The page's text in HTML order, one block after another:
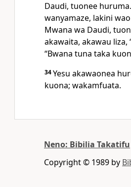
Daudi, tuonee
wanyamaze, lakini
Mwana wa Daudi,
akawaita, akawau liza,
“Bwana tuna taka
34Yesu akawaonea
kuona; wakamfuata.
Neno: Bibilia Takatifu
Copyright © 1989 by